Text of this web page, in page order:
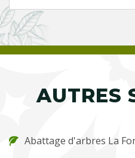
AUTRES
Abattage d'arbres La